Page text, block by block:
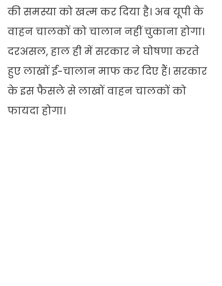
की समस्या को खत्म कर दिया है। अब यूपी के
वाहन चालकों को चालान नहीं चुकाना होगा।
दरअसल, हाल ही में सरकार ने घोषणा करते
हुए लाखों ई-चालान माफ कर दिए हैं। सरकार
के इस फैसले से लाखों वाहन चालकों को
फायदा होगा।